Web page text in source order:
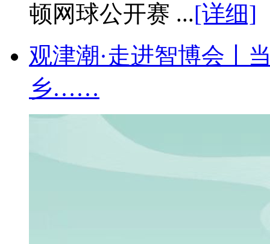
顿网球公开赛 ...[详细]
观津潮·走进智博会丨
乡……